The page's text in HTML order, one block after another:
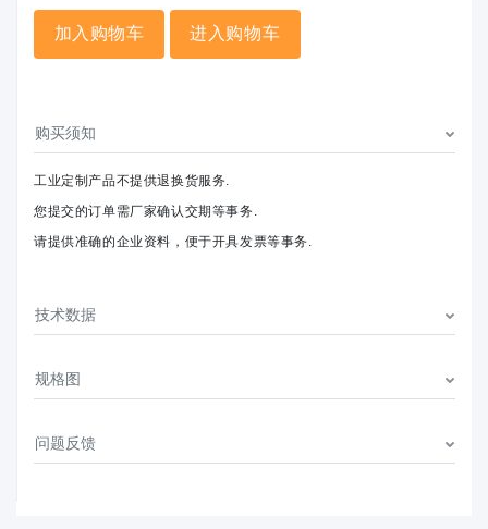
加入购物车 进入购物车
购买须知
工业定制产品不提供退换货服务.
您提交的订单需厂家确认交期等事务.
请提供准确的企业资料，便于开具发票等事务.
技术数据
规格图
问题反馈